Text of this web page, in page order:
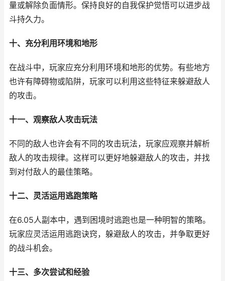
量或解除负面情形。保持良好的自我保护觉悟可以进步战
斗持久力。
十、充分利用环境和地形
在战斗中，玩家应充分利用环境和地形的优势。有些地方
也许有障碍物或陷阱，玩家可以利用这些特征来躲避敌人
的攻击。
十一、观察敌人攻击玩法
不同的敌人也许会有不同的攻击玩法，玩家应观察并解析
敌人的攻击规律。这样可以更好地躲避敌人的攻击，并找
到对付敌人的最佳策略。
十二、灵活运用逃跑策略
在6.05人副本中，遇到困境时逃跑也是一种明智的策略。
玩家应灵活运用逃跑诀窍，躲避敌人的攻击，并争取更好
的战斗机会。
十三、多次尝试和经验